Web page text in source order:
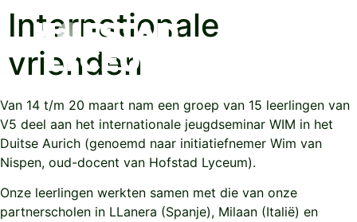
Internationale
vrienden
Van 14 t/m 20 maart nam een groep van 15 leerlingen van
V5 deel aan het internationale jeugdseminar WIM in het
Duitse Aurich (genoemd naar initiatiefnemer Wim van
Nispen, oud-docent van Hofstad Lyceum).
Onze leerlingen werkten samen met die van onze
partnerscholen in LLanera (Spanje), Milaan (Italië) en